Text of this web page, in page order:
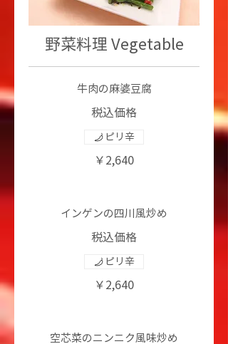
野菜料理 Vegetable
牛肉の麻婆豆腐
税込価格
￥2,640
ピリ辛
インゲンの四川風炒め
税込価格
￥2,640
ピリ辛
空芯菜のニンニク風味炒め